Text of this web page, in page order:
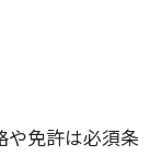
や免許は必須条